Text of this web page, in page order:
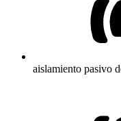
aislamiento pasivo